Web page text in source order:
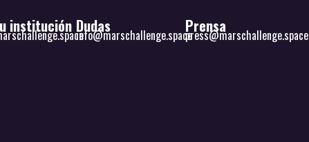
institución Dudas
info@marschallenge.spacePrensa
press@marschallenge.space